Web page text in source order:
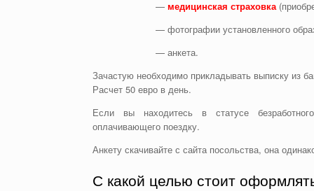
— медицинская страховка
— фотографии установленного
— анкета.
Зачастую необходимо прикладывать выписку из
Расчет 50 евро в день.
Если вы находитесь в статусе
оплачивающего поездку.
Анкету скачивайте с сайта посольства, она
С какой целью стоит